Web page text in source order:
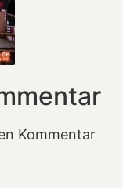
Kommentar